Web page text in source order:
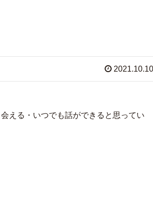
2021.10.10
える・いつでも話ができると思ってい